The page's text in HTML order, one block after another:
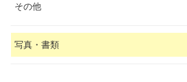
その他
写真・書類